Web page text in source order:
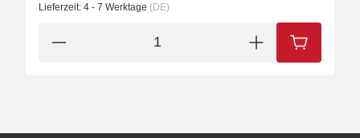
Lieferzeit: 4 - 7 Werktage (DE)
IN DEN